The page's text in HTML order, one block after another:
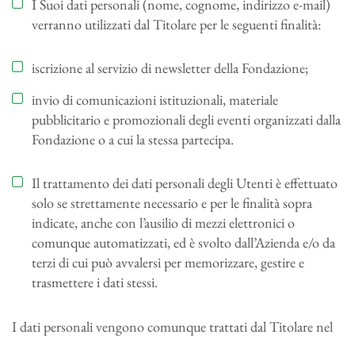
I Suoi dati personali (nome, cognome, indirizzo e-mail)
verranno utilizzati dal Titolare per le seguenti finalità:
iscrizione al servizio dinewsletterdella Fondazione;
invio di comunicazioni istituzionali, materiale
pubblicitario e promozionali degli eventi organizzati dalla
Fondazione o a cui la stessa partecipa.
Il trattamento dei dati personali degli Utenti è effettuato
solo se strettamente necessario e per le finalità sopra
indicate, anche con l’ausilio di mezzi elettronici o
comunque automatizzati, ed è svolto dall’Azienda e/o da
terzi di cui può avvalersi per memorizzare, gestire e
trasmettere i dati stessi.
I dati personali vengono comunque trattati dal Titolare nel